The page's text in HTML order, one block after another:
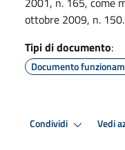
ottobre 2009, n. 150.
Tipi di documento:
Documento
Condividi Vedi